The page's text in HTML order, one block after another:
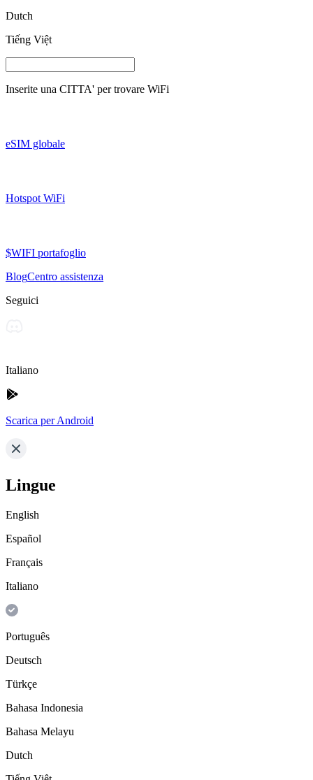
Dutch
Tiếng Việt
Inserite una CITTA' per trovare WiFi
eSIM globale
Hotspot WiFi
$WIFI portafoglio
BlogCentro assistenza
Seguici
Italiano
Scarica per Android
Lingue
English
Español
Français
Italiano
Português
Deutsch
Türkçe
Bahasa Indonesia
Bahasa Melayu
Dutch